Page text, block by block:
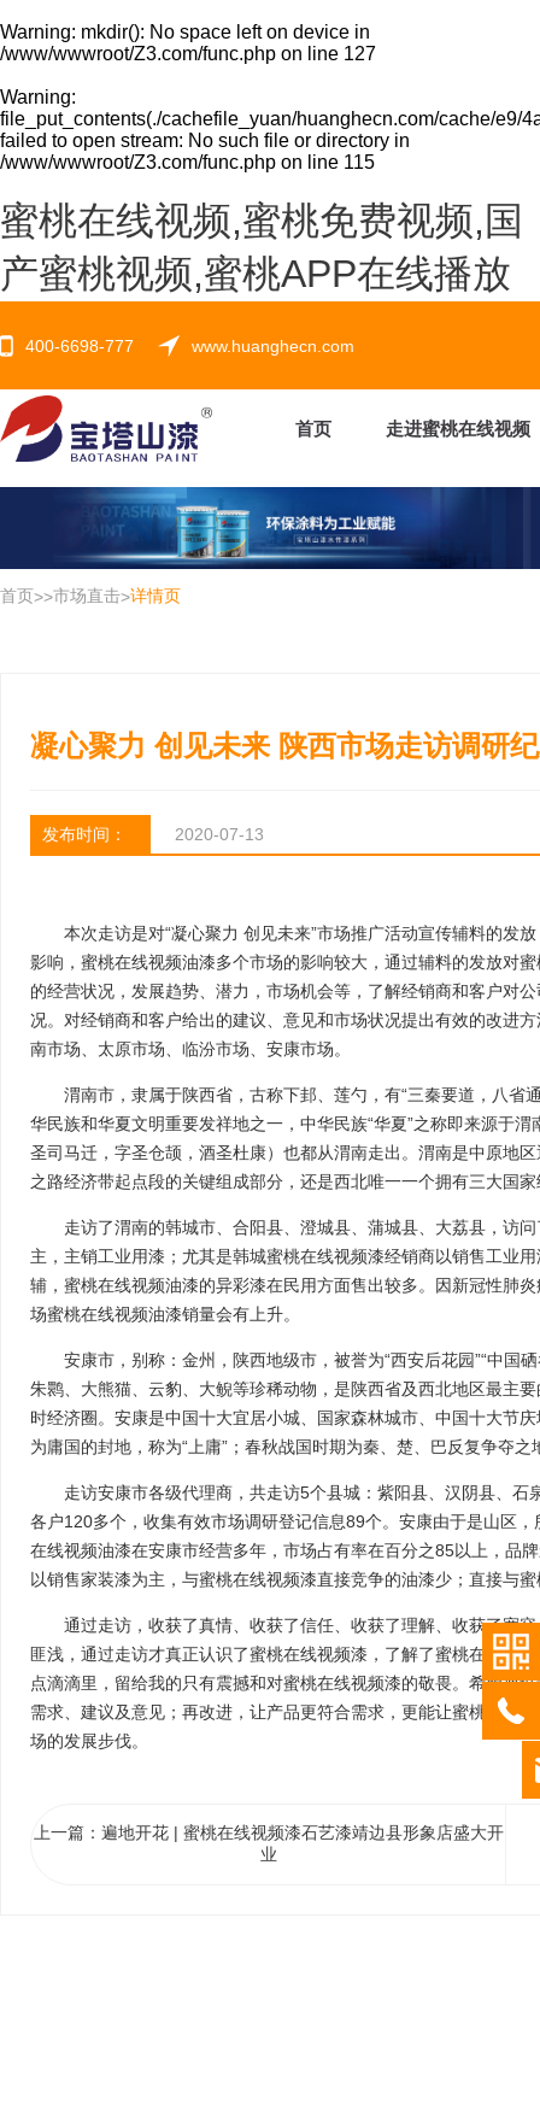
Warning: mkdir(): No space left on device in
/www/wwwroot/Z3.com/func.php on line 127
Warning:
file_put_contents(./cachefile_yuan/huanghecn.com/cache/e9/
failed to open stream: No such file or directory in
/www/wwwroot/Z3.com/func.php on line 115
蜜桃在线视频,蜜桃免费视频,国
产蜜桃视频,蜜桃APP在线播放
400-6698-777 www.huanghecn.com
首页 走进蜜桃在线视频
首页>>市场直击>详情页
凝心聚力 创见未来 陕西市场走访调研
发布时间： 2020-07-13
本次走访是对“凝心聚力 创见未来”市场推广活动宣传辅料的发
影响，蜜桃在线视频油漆多个市场的影响较大，通过辅料的发放对
的经营状况，发展趋势、潜力，市场机会等，了解经销商和客户对
况。对经销商和客户给出的建议、意见和市场状况提出有效的改进
南市场、太原市场、临汾市场、安康市场。
渭南市，隶属于陕西省，古称下邽、莲勺，有“三秦要道，八省
华民族和华夏文明重要发祥地之一，中华民族“华夏”之称即来源于
圣司马迁，字圣仓颉，酒圣杜康）也都从渭南走出。渭南是中原地
之路经济带起点段的关键组成部分，还是西北唯一一个拥有三大国
走访了渭南的韩城市、合阳县、澄城县、蒲城县、大荔县，访
主，主销工业用漆；尤其是韩城蜜桃在线视频漆经销商以销售工业
辅，蜜桃在线视频油漆的异彩漆在民用方面售出较多。因新冠性肺
场蜜桃在线视频油漆销量会有上升。
安康市，别称：金州，陕西地级市，被誉为“西安后花园”“中国
朱鹮、大熊猫、云豹、大鲵等珍稀动物，是陕西省及西北地区最主
时经济圈。安康是中国十大宜居小城、国家森林城市、中国十大节
为庸国的封地，称为“上庸”；春秋战国时期为秦、楚、巴反复争夺
走访安康市各级代理商，共走访5个县城：紫阳县、汉阴县、
各户120多个，收集有效市场调研登记信息89个。安康由于是山区
在线视频油漆在安康市经营多年，市场占有率在百分之85以上，品
以销售家装漆为主，与蜜桃在线视频漆直接竞争的油漆少；直接与
通过走访，收获了真情、收获了信任、收获了理解、收获了宽
匪浅，通过走访才真正认识了蜜桃在线视频漆，了解了蜜桃在线视
点滴滴里，留给我的只有震撼和对蜜桃在线视频漆的敬畏。希望通
需求、建议及意见；再改进，让产品更符合需求，更能让蜜桃在线
场的发展步伐。
上一篇：遍地开花 | 蜜桃在线视频漆石艺漆靖边县形象店盛大开
业
发布时间：2026-06-
双奖加冕！蜜桃在线
实力，一举摘得杰出
涂料臻选品牌两项大
而归！ 深耕涂料行业
频漆始终以工业涂料
项发明专利，用创新
源化工、桥梁钢结构
涂装……各大重点领域
漆的专业守护。近年
品相关认证，布局新
涂料版图！ 当下环保
成外墙装饰主流，蜜
握市场需求，迭代配
立体水包砂仿石系列
天然石材质感，风吹
化，让蜜桃免费视频
线！ 奖项是认可，
未来，蜜桃在线视频
创新，在工业涂料领
用涂料市场打造高颜